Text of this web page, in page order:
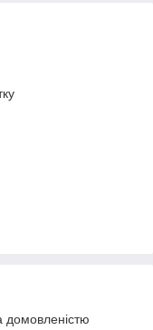
домовленістю